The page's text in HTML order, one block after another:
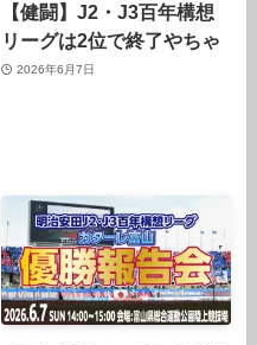
【健闘】J2・J3百年構想
リーグは2位で終了やちゃ
2026年6月7日